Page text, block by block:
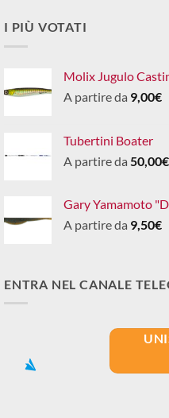
I PIÙ VOTATI
Molix Jugulo
A partire da 9,00€
Tubertini Boater
A partire da 50,00€
Gary Yamamoto
A partire da 9,50€
ENTRA NEL CANALE